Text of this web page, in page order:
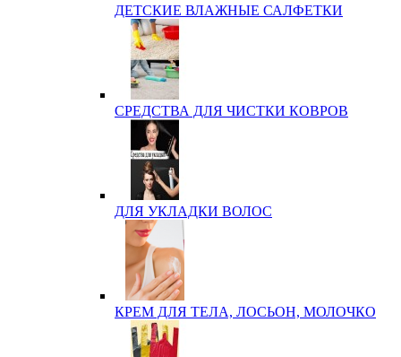
ДЕТСКИЕ ВЛАЖНЫЕ САЛФЕТКИ
СРЕДСТВА ДЛЯ ЧИСТКИ КОВРОВ
ДЛЯ УКЛАДКИ ВОЛОС
КРЕМ ДЛЯ ТЕЛА, ЛОСЬОН, МОЛОЧКО